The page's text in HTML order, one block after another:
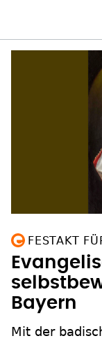
FESTAKT
Bayern
Mit der